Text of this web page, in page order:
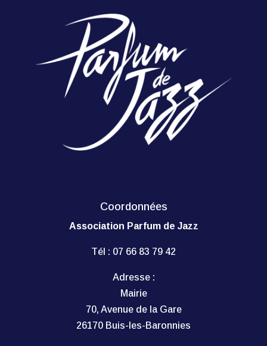
Coordonnées
Association Parfum de Jazz
Tél : 07 66 83 79 42
Adresse :
Mairie
70, Avenue de la Gare
26170 Buis-les-Baronnies